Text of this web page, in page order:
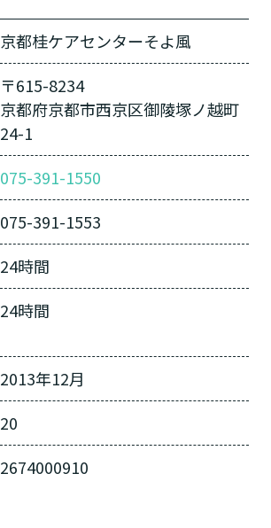
京都桂ケアセンターそよ風
〒615-8234
京都府京都市西京区御陵塚ノ越町
24-1
075-391-1550
075-391-1553
24時間
24時間
2013年12月
20
2674000910